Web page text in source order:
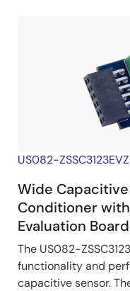
US082-ZSSC3123EVZ
Wide
Conditioner
Evaluation Board
The US082-
functionality and
capacitive sensor.